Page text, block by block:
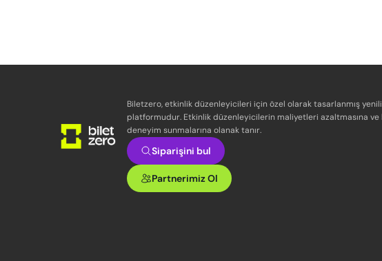
Biletzero, etkinlik düzenleyicileri için özel olarak tasarlanmış
platformudur. Etkinlik düzenleyicilerin maliyetleri azaltmasına ve
deneyim sunmalarına olanak tanır.
Siparişini bul
Partnerimiz Ol